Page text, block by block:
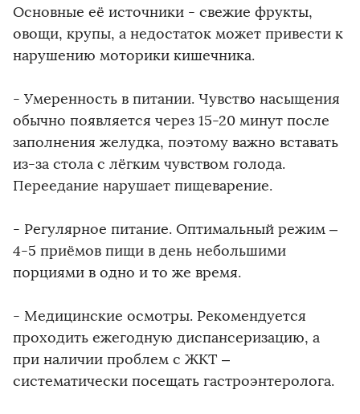
Основные её источники - свежие фрукты,
овощи, крупы, а недостаток может привести к
нарушению моторики кишечника.
- Умеренность в питании. Чувство насыщения
обычно появляется через 15-20 минут после
заполнения желудка, поэтому важно вставать
из-за стола с лёгким чувством голода.
Переедание нарушает пищеварение.
- Регулярное питание. Оптимальный режим –
4-5 приёмов пищи в день небольшими
порциями в одно и то же время.
- Медицинские осмотры. Рекомендуется
проходить ежегодную диспансеризацию, а
при наличии проблем с ЖКТ –
систематически посещать гастроэнтеролога.